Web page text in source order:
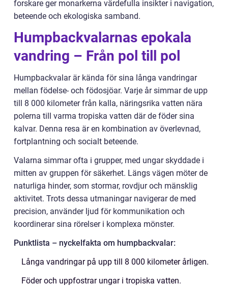
forskare ger monarkerna värdefulla insikter i navigation,
beteende och ekologiska samband.
Humpbackvalarnas epokala
vandring – Från pol till pol
Humpbackvalar är kända för sina långa vandringar
mellan födelse- och födosjöar. Varje år simmar de upp
till 8 000 kilometer från kalla, näringsrika vatten nära
polerna till varma tropiska vatten där de föder sina
kalvar. Denna resa är en kombination av överlevnad,
fortplantning och socialt beteende.
Valarna simmar ofta i grupper, med ungar skyddade i
mitten av gruppen för säkerhet. Längs vägen möter de
naturliga hinder, som stormar, rovdjur och mänsklig
aktivitet. Trots dessa utmaningar navigerar de med
precision, använder ljud för kommunikation och
koordinerar sina rörelser i komplexa mönster.
Punktlista – nyckelfakta om humpbackvalar:
Långa vandringar på upp till 8 000 kilometer årligen.
Föder och uppfostrar ungar i tropiska vatten.